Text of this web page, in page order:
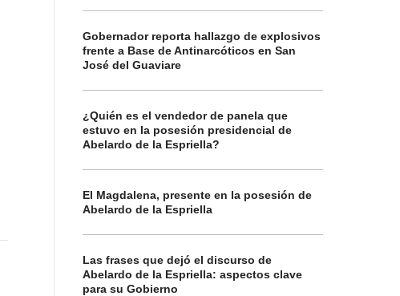
Gobernador reporta hallazgo de explosivos
frente a Base de Antinarcóticos en San
José del Guaviare
¿Quién es el vendedor de panela que
estuvo en la posesión presidencial de
Abelardo de la Espriella?
El Magdalena, presente en la posesión de
Abelardo de la Espriella
Las frases que dejó el discurso de
Abelardo de la Espriella: aspectos clave
para su Gobierno